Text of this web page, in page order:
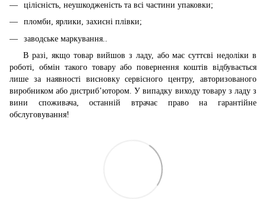
цілісність, неушкодженість та всі частини упаковки;
пломби, ярлики, захисні плівки;
заводське маркування..
В разі, якщо товар вийшов з ладу, або має суттєві недоліки в
роботі, обмін такого товару або повернення коштів відбувається
лише за наявності висновку сервісного центру, авторизованого
виробником або дистриб’ютором. У випадку виходу товару з ладу з
вини споживача, останній втрачає право на гарантійне
обслуговування!